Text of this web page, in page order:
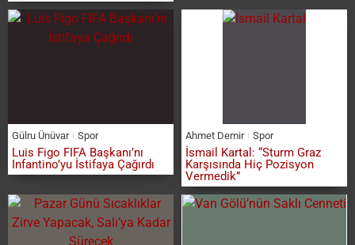
Gülru Ünüvar Spor
Luis Figo FIFA Başkanı’nı
Infantino’yu İstifaya Çağırdı
Ahmet Demir Spor
İsmail Kartal: “Sturm Graz
Karşısında Hiç Pozisyon
Vermedik”